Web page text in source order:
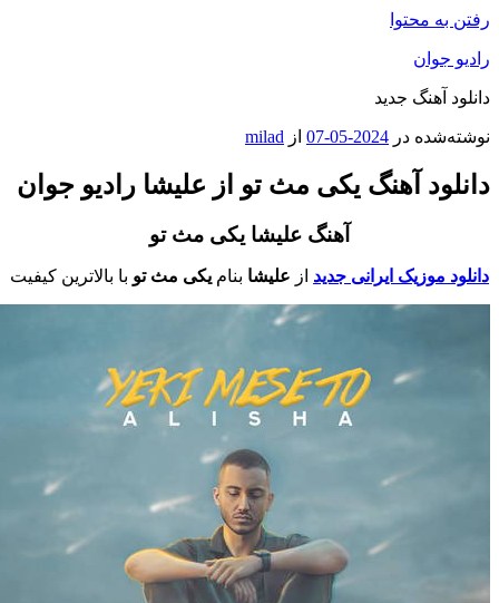
به محتوا
جوان
آهنگ جدید
در 2024-05-07 ازmilad
آهنگ یکی مث تو از علیشا رادیو جوان
آهنگ علیشا یکی مث تو
دانلود موزیک ایرانی جدیدازعلیشابنامیکی مث توبا بالاترین کیفیت